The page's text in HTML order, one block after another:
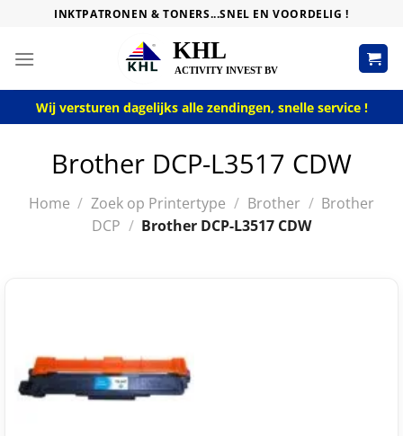
content
INKTPATRONEN & TONERS...SNEL EN VOORDELIG !
Wij versturen dagelijks alle zendingen, snelle service !
Brother DCP-L3517 CDW
Home / Zoek op Printertype / Brother / Brother
DCP / Brother DCP-L3517 CDW